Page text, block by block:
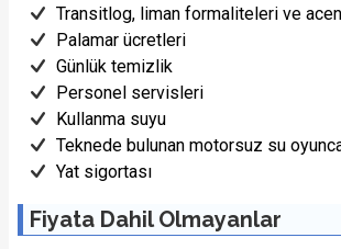
Transitlog, liman formaliteleri ve
Palamar ücretleri
Günlük temizlik
Personel servisleri
Kullanma suyu
Teknede bulunan motorsuz su
Yat sigortası
Fiyata Dahil Olmayanlar